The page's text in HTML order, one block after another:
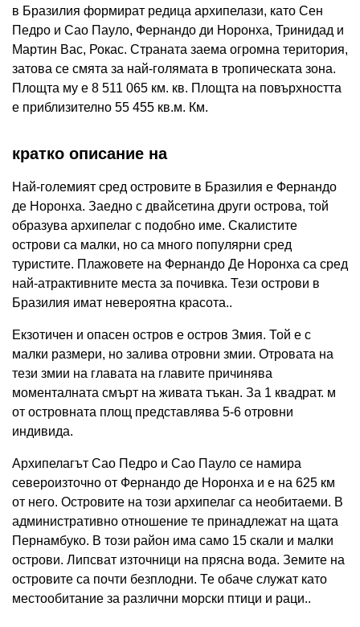
в Бразилия формират редица архипелази, като Сен
Педро и Сао Пауло, Фернандо ди Норонха, Тринидад и
Мартин Вас, Рокас. Страната заема огромна територия,
затова се смята за най-голямата в тропическата зона.
Площта му е 8 511 065 км. кв. Площта на повърхността
е приблизително 55 455 кв.м. Км.
кратко описание на
Най-големият сред островите в Бразилия е Фернандо
де Норонха. Заедно с двайсетина други острова, той
образува архипелаг с подобно име. Скалистите
острови са малки, но са много популярни сред
туристите. Плажовете на Фернандо Де Норонха са сред
най-атрактивните места за почивка. Тези острови в
Бразилия имат невероятна красота..
Екзотичен и опасен остров е остров Змия. Той е с
малки размери, но залива отровни змии. Отровата на
тези змии на главата на главите причинява
моменталната смърт на живата тъкан. За 1 квадрат. м
от островната площ представлява 5-6 отровни
индивида.
Архипелагът Сао Педро и Сао Пауло се намира
североизточно от Фернандо де Норонха и е на 625 км
от него. Островите на този архипелаг са необитаеми. В
административно отношение те принадлежат на щата
Пернамбуко. В този район има само 15 скали и малки
острови. Липсват източници на прясна вода. Земите на
островите са почти безплодни. Те обаче служат като
местообитание за различни морски птици и раци..